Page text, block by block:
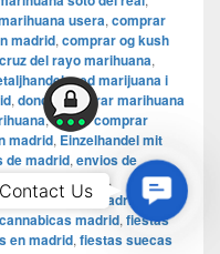
usera, comprar
madrid, comprar og kush
cruz del rayo marihuana,
med marijuana i
, donde comprar marihuana
,donde comprar
madrid, Einzelhandel mit
de madrid, envios de
in Madrid,
alemanas en madrid ,
madrid, fiestas
en madrid, fiestas suecas
Us
Contact Us